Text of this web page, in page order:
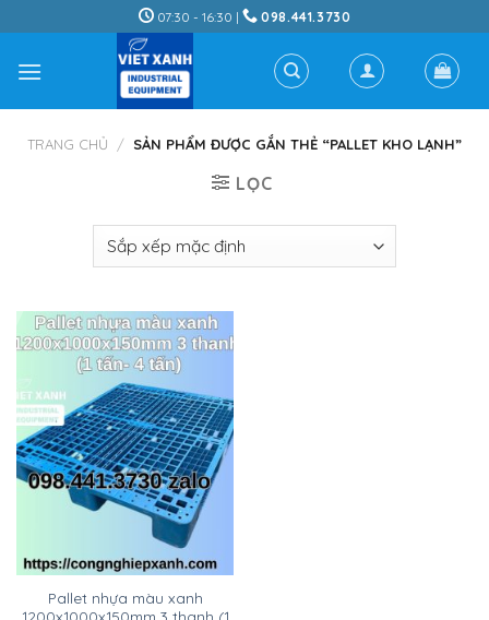
to
content
07:30 - 16:30 | 098.441.3730
TRANG CHỦ / SẢN PHẨM ĐƯỢC GẮN THẺ “PALLET KHO LẠNH”
LỌC
Pallet nhựa màu xanh